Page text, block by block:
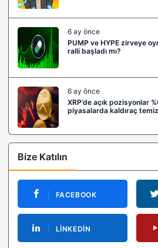
6 ay önce
PUMP ve HYPE zirveye
ralli başladı mı?
6 ay önce
XRP’de açık pozisyonlar
piyasalarda kaldıraç
Bize Katılın
FACEBOOK
LINKEDIN